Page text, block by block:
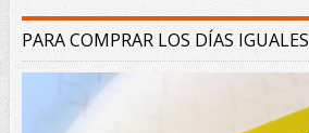
PARA COMPRAR LOS DÍAS IGUALES